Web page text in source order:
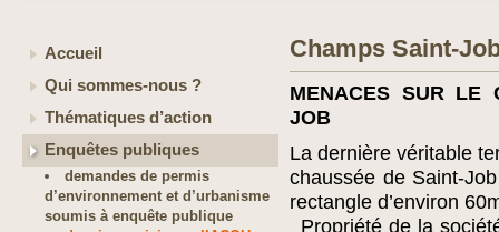
Accueil
Qui sommes-nous ?
Thématiques d’action
Enquêtes publiques
demandes de permis
d’environnement et d’urbanisme
soumis à enquête publique
Champs Saint-
MENACES SUR LE
JOB
La dernière véritable
chaussée de Saint-
rectangle d’environ
_Propriété de la